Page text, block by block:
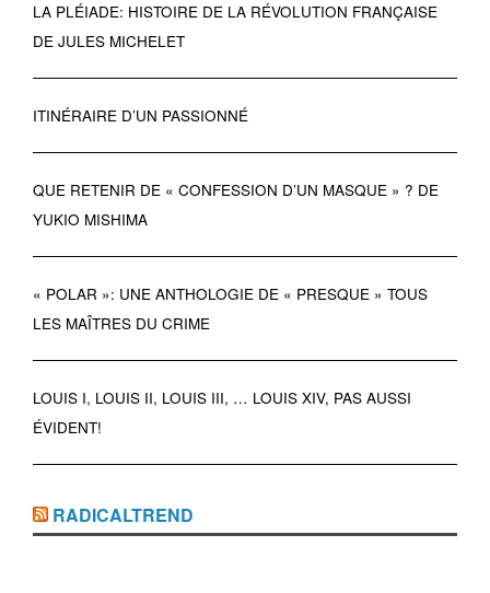
LA PLÉIADE: HISTOIRE DE LA RÉVOLUTION FRANÇAISE
DE JULES MICHELET
ITINÉRAIRE D’UN PASSIONNÉ
QUE RETENIR DE « CONFESSION D’UN MASQUE » ? DE
YUKIO MISHIMA
« POLAR »: UNE ANTHOLOGIE DE « PRESQUE » TOUS
LES MAÎTRES DU CRIME
LOUIS I, LOUIS II, LOUIS III, … LOUIS XIV, PAS AUSSI
ÉVIDENT!
RADICALTREND